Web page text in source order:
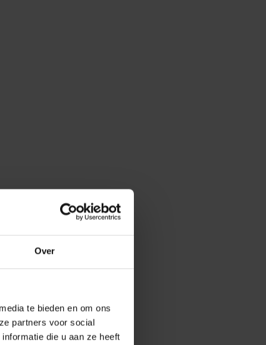
Over
te bieden en om ons
partners voor social
die u aan ze heeft